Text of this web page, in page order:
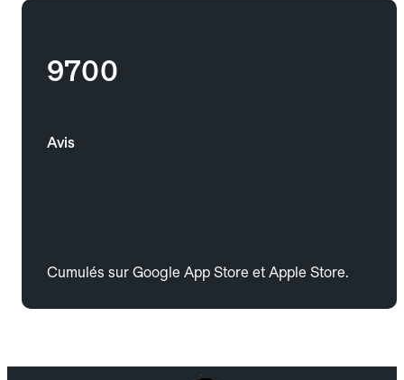
9700
Avis
Cumulés sur Google App Store et Apple Store.